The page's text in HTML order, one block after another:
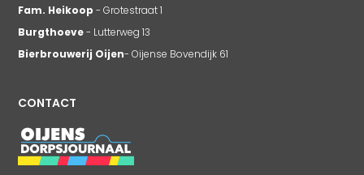
Fam. Heikoop - Grotestraat 1
Burgthoeve- Lutterweg 13
Bierbrouwerij Oijen- Oijense Bovendijk 61
CONTACT